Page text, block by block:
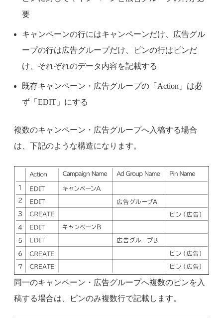
要
キャンペーンの行にはキャンペーンだけ、広告グル
ープの行は広告グループだけ、ピンの行はピンだ
け、それぞれのデータ内容を記載する
既存キャンペーン・広告グループの「Action」は必
ず「EDIT」にする
複数のキャンペーン・広告グループへ入稿する場合
は、下記のような構造になります。
同一のキャンペーン・広告グループへ複数のピンを入
稿する場合は、ピンのみ複数行で記載します。